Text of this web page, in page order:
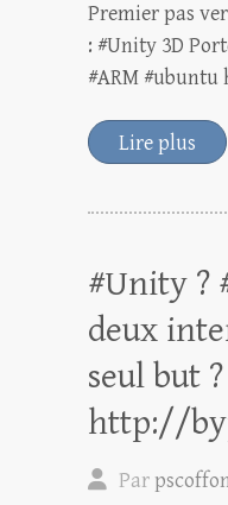
Premier pas
: #Unity 3D
#ARM
Lire plus
#Unity ?
deux
seul but ?
http://
Par